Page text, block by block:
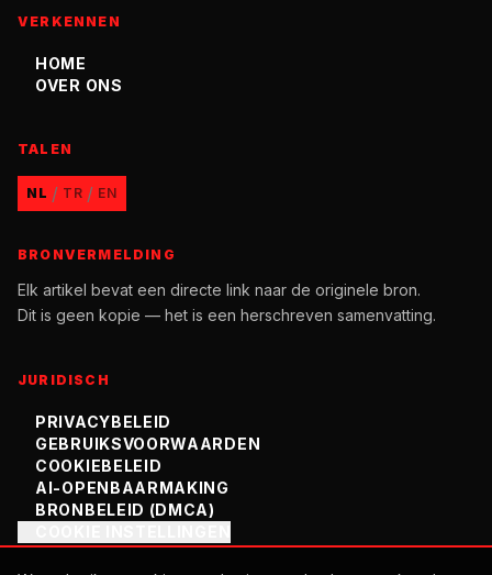
VERKENNEN
HOME
OVER ONS
TALEN
NL / TR / EN
BRONVERMELDING
Elk artikel bevat een directe link naar de originele bron.
Dit is geen kopie — het is een herschreven samenvatting.
JURIDISCH
PRIVACYBELEID
GEBRUIKSVOORWAARDEN
COOKIEBELEID
AI-OPENBAARMAKING
BRONBELEID (DMCA)